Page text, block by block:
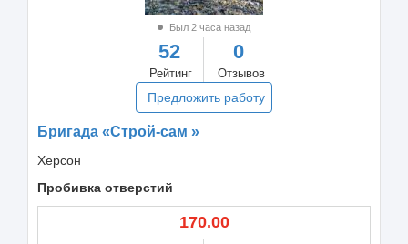
Был 2 часа назад
52
Рейтинг
0
Отзывов
Предложить работу
Бригада «Строй-сам »
Херсон
Пробивка отверстий
170.00